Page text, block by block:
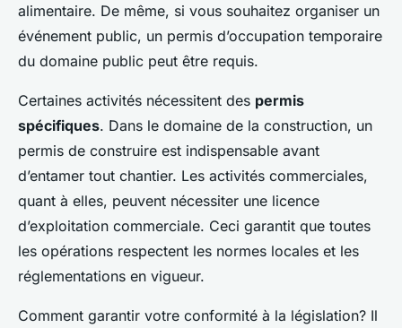
alimentaire. De même, si vous souhaitez organiser un
événement public, un permis d’occupation temporaire
du domaine public peut être requis.
Certaines activités nécessitent des permis
spécifiques. Dans le domaine de la construction, un
permis de construire est indispensable avant
d’entamer tout chantier. Les activités commerciales,
quant à elles, peuvent nécessiter une licence
d’exploitation commerciale. Ceci garantit que toutes
les opérations respectent les normes locales et les
réglementations en vigueur.
Comment garantir votre conformité à la législation? Il